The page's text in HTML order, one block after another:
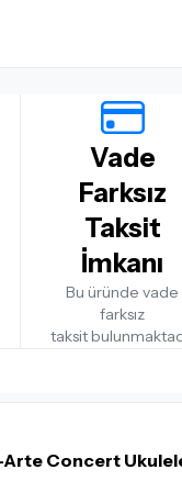
Vade
Farksız
Taksit
İmkanı
Bu üründe vade
farksız
taksit
Concert